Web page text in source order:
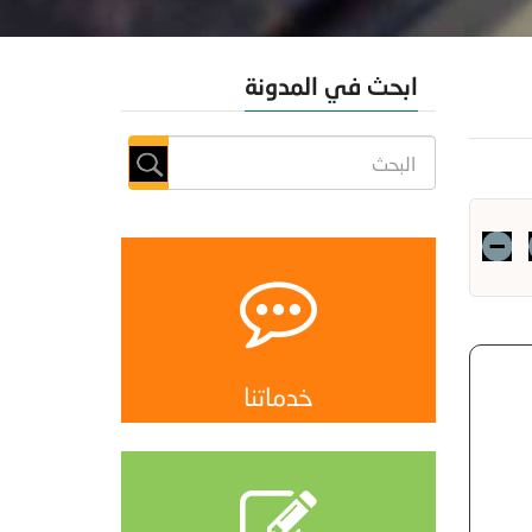
ابحث في المدونة
خدماتنا